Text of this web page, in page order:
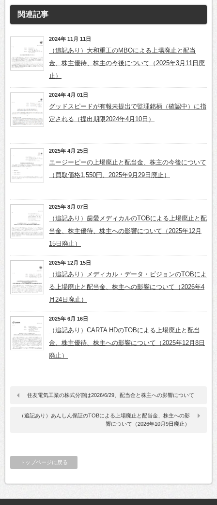
関連記事
2024年 11月 11日
（追記あり）大和重工のMBOによる上場廃止と配当
金、株主優待、株主の今後について（2025年3月11日廃
止）
2024年 4月 01日
グッドスピードが有報未提出で監理銘柄（確認中）に指
定される（提出期限2024年4月10日）
2025年 4月 25日
エージーピーの上場廃止と配当金、株主の今後について
（買取価格1,550円、2025年9月29日廃止）
2025年 8月 07日
（追記あり）歯愛メディカルのTOBによる上場廃止と配
当金、株主優待、株主への影響について（2025年12月
15日廃止）
2025年 12月 15日
（追記あり）メディカル・データ・ビジョンのTOBによ
る上場廃止と配当金、株主への影響について（2026年4
月24日廃止）
2025年 6月 16日
（追記あり）CARTA HDのTOBによる上場廃止と配当
金、株主優待、株主への影響について（2025年12月8日
廃止）
住友電気工業の株式分割は2026/6/29、配当金と株主への影響について
（追記あり）あんしん保証のTOBによる上場廃止と配当金、株主への影
響について（2026年10月9日廃止）
トップページに戻る